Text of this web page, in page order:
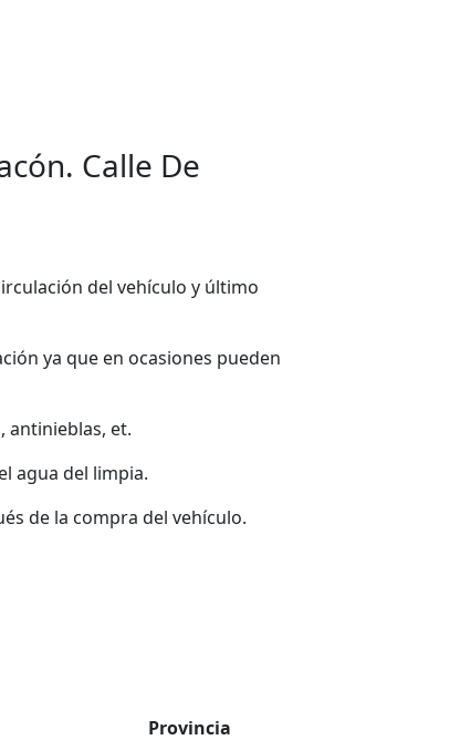
Calle De
del vehículo y último
ya que en ocasiones pueden
antinieblas, et.
agua del limpia.
de la compra del vehículo.
Provincia